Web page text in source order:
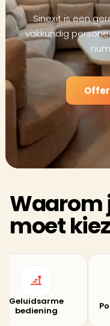
Sinexit is een
vakkundig
Waarom
moet
Pollenwerend gaas